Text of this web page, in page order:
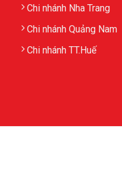
Chi nhánh Nha Trang
Chi nhánh Quảng Nam
Chi nhánh TT.Huế